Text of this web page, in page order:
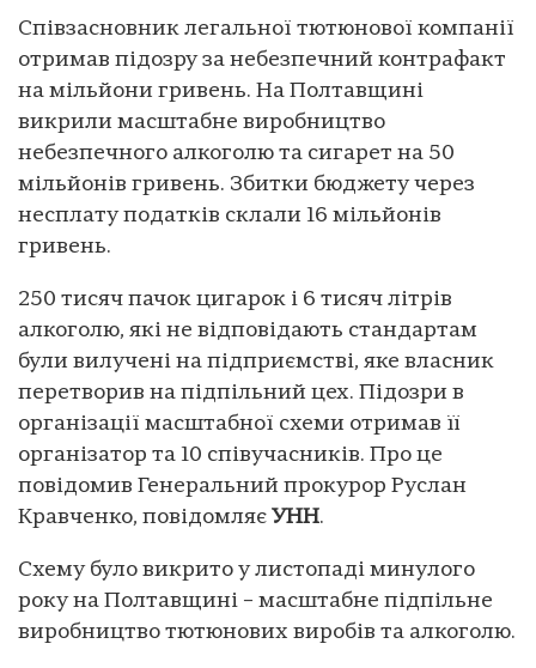
Співзасновник легальної тютюнової компанії
отримав підозру за небезпечний контрафакт
на мільйони гривень. На Полтавщині
викрили масштабне виробництво
небезпечного алкоголю та сигарет на 50
мільйонів гривень. Збитки бюджету через
несплату податків склали 16 мільйонів
гривень.
250 тисяч пачок цигарок і 6 тисяч літрів
алкоголю, які не відповідають стандартам
були вилучені на підприємстві, яке власник
перетворив на підпільний цех. Підозри в
організації масштабної схеми отримав її
організатор та 10 співучасників. Про це
повідомив Генеральний прокурор Руслан
Кравченко, повідомляє УНН.
Схему було викрито у листопаді минулого
року на Полтавщині – масштабне підпільне
виробництво тютюнових виробів та алкоголю.